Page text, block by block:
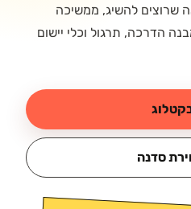
שרוצים להשיג, ממשיכה
הדרכה, תרגול וכלי יישום
סדנה